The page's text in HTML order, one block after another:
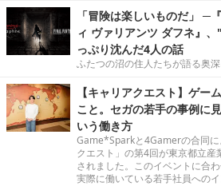
「冒険は楽しいものだ」 ─
ィ ヴァリアンツ ダフネ』
っぷり沈んだ4人の話
ふたつの沼の住人たちが語る奥深
【キャリアクエスト】ゲー
こと。セガの若手の事例に
いう働き方
Game*Sparkと4Gamerの合同
クエスト」の第4回が東京都立
されました。このイベントに合
実際に働いている若手社員への